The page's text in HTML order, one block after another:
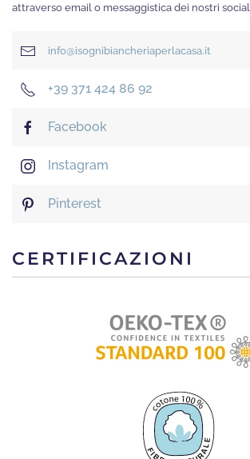
attraverso email o messaggistica dei nostri
info@isognibiancheriaperlacasa.it
+39 371 424 86 92
Facebook
Instagram
Pinterest
CERTIFICAZIONI